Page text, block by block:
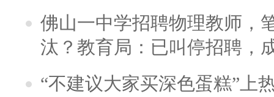
佛山一中学招聘物理教师，
汰？教育局：已叫停招聘，
“不建议大家买深色蛋糕”上